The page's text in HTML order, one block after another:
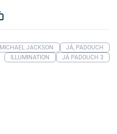
MICHAEL JACKSON
JÁ, PADOUCH
ILLUMINATION
JÁ PADOUCH 3